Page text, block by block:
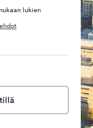
lukien